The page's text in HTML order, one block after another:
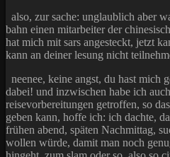
also, zur sache: unglaublich aber
bahn einen mitarbeiter der
hat mich mit sars angesteckt, jetzt
kann an deiner lesung nicht
neenee, keine angst, du hast mich
dabei! und inzwischen habe ich
reisevorbereitungen getroffen, so
geben kann, hoffe ich: ich dachte,
frühen abend, späten Nachmittag,
wollen würde, damit man noch